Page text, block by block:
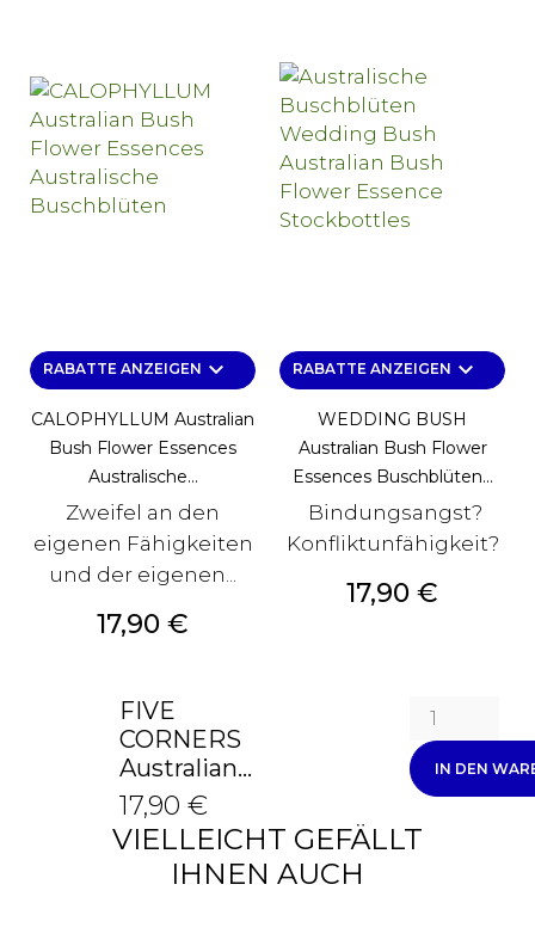
RABATTE ANZEIGEN keyboard_arrow_down
CALOPHYLLUM Australian
Bush Flower Essences
Australische...
Zweifel an den
eigenen Fähigkeiten
und der eigenen...
Preis
17,90 €
RABATTE ANZEIGEN keyboard_arrow_down
WEDDING BUSH
Australian Bush Flower
Essences Buschblüten...
Bindungsangst?
Konfliktunfähigkeit?
Preis
17,90 €
FIVE
CORNERS
Australian...
17,90 €
IN DEN
VIELLEICHT GEFÄLLT
IHNEN AUCH